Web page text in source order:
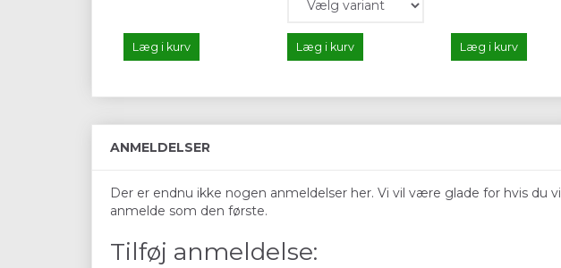
Læg i kurv Læg i kurv Læg i kurv
ANMELDELSER
Der er endnu ikke nogen anmeldelser her. Vi vil være glade for hvis du vil
anmelde som den første.
Tilføj anmeldelse: